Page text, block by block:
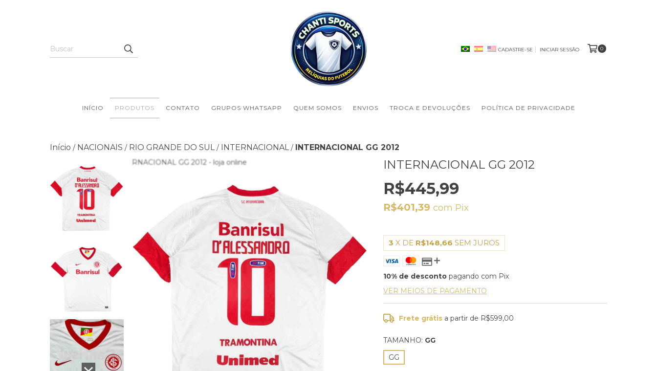
CADASTRE-SE INICIAR SESSÃO 0
INÍCIO PRODUTOS CONTATO GRUPOS WHATSAPP QUEM SOMOS ENVIOS TROCA E DEVOLUÇÕES POLÍTICA DE PRIVACIDADE
Início / NACIONAIS / RIO GRANDE DO SUL / INTERNACIONAL / INTERNACIONAL GG 2012
INTERNACIONAL GG 2012
R$445,99
R$401,39com Pix
3 X DE R$148,66 SEM JUROS
10% de desconto pagando com Pix
VER MEIOS DE PAGAMENTO
Frete grátis a partir de R$599,00
TAMANHO: GG
GG